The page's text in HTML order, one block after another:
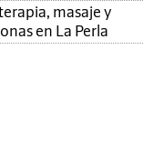
masaje y
en La Perla